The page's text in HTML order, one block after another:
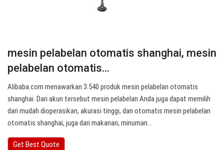
mesin pelabelan otomatis shanghai, mesin
pelabelan otomatis...
Alibaba.com menawarkan 3.540 produk mesin pelabelan otomatis
shanghai. Dari akun tersebut mesin pelabelan Anda juga dapat memilih
dari mudah dioperasikan, akurasi tinggi, dan otomatis mesin pelabelan
otomatis shanghai, juga dari makanan, minuman…
Get Best Quote